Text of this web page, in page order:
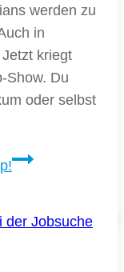
werden zu
in
kriegt
Show. Du
oder selbst